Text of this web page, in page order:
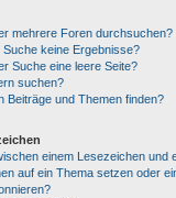
mehrere Foren durchsuchen?
keine Ergebnisse?
Suche eine leere Seite?
suchen?
Beiträge und Themen finden?
einem Lesezeichen und
auf ein Thema setzen oder